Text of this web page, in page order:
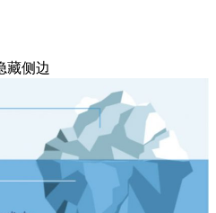
藏侧边